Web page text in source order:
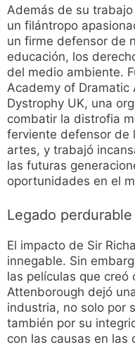
Además de su
un filántropo
un firme defensor de
educación, los
del medio ambiente.
Academy of Dramatic
Dystrophy UK, una
combatir la distrofia
ferviente defensor de
artes, y trabajó
las futuras
oportunidades en el
Legado perdurable
El impacto de Sir
innegable. Sin
las películas que creó
Attenborough dejó
industria, no solo por
también por su
con las causas en las